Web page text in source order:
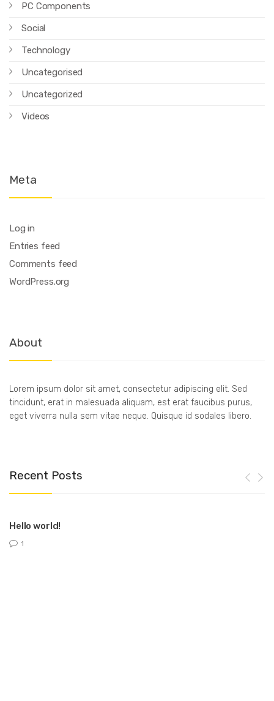
PC Components
Social
Technology
Uncategorised
Uncategorized
Videos
Meta
Log in
Entries feed
Comments feed
WordPress.org
About
Lorem ipsum dolor sit amet, consectetur adipiscing elit. Sed
tincidunt, erat in malesuada aliquam, est erat faucibus purus,
eget viverra nulla sem vitae neque. Quisque id sodales libero.
Recent Posts
Hello world!
1